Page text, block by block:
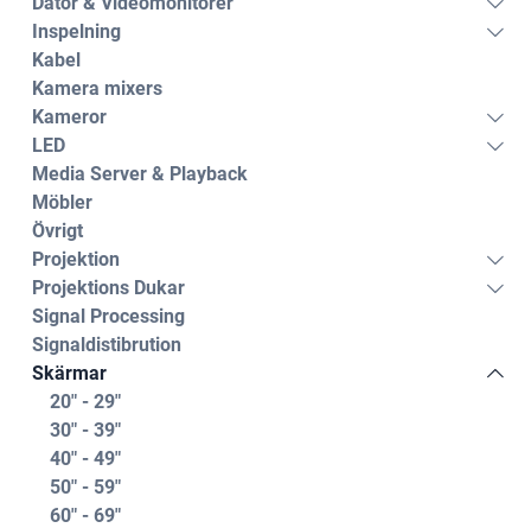
Inspelning
Kabel
Kamera mixers
Kameror
LED
Media Server & Playback
Möbler
Övrigt
Projektion
Projektions Dukar
Signal Processing
Signaldistibrution
Skärmar
20" - 29"
30" - 39"
40" - 49"
50" - 59"
60" - 69"